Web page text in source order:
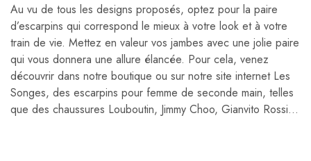
Au vu de tous les designs proposés, optez pour la paire
d’escarpins qui correspond le mieux à votre look et à votre
train de vie. Mettez en valeur vos jambes avec une jolie paire
qui vous donnera une allure élancée. Pour cela, venez
découvrir dans notre boutique ou sur notre site internet Les
Songes, des escarpins pour femme de seconde main, telles
que des chaussures Louboutin, Jimmy Choo, Gianvito Rossi…